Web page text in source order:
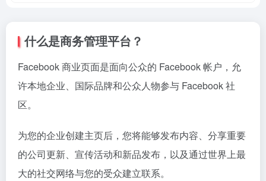
什么是商务管理平台？
Facebook 商业页面是面向公众的 Facebook 帐户，允
许本地企业、国际品牌和公众人物参与 Facebook 社
区。
为您的企业创建主页后，您将能够发布内容、分享重要
的公司更新、宣传活动和新品发布，以及通过世界上最
大的社交网络与您的受众建立联系。